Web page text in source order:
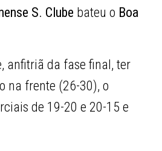
S. Clube bateu o Boa
anfitriã da fase final, ter
na frente (26-30), o
de 19-20 e 20-15 e